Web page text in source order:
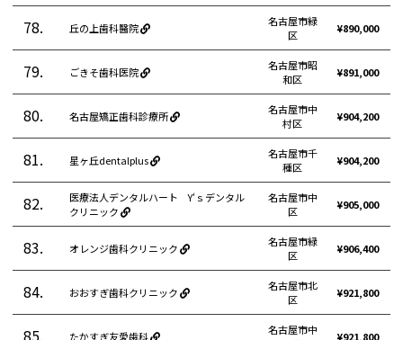
78. 丘の上歯科醫院
名古屋市緑
区
¥890,000
79. ごきそ歯科医院
名古屋市昭
和区
¥891,000
80. 名古屋矯正歯科診療所
名古屋市中
村区
¥904,200
81. 星ヶ丘dentalplus
名古屋市千
種区
¥904,200
82.
医療法人デンタルハート Y‘ｓデンタル
クリニック
名古屋市中
区
¥905,000
83. オレンジ歯科クリニック
名古屋市緑
区
¥906,400
84. おおすぎ歯科クリニック
名古屋市北
区
¥921,800
たかすぎ友愛歯科
名古屋市中
¥921,800